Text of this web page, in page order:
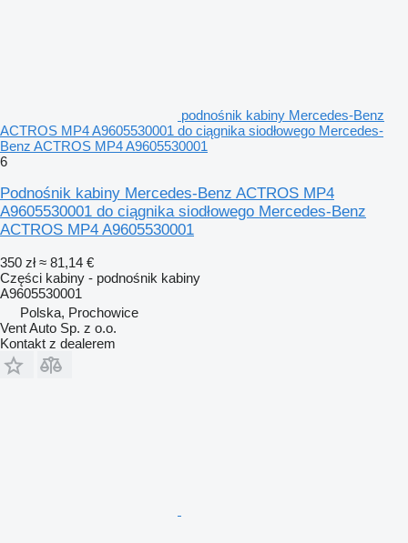
podnośnik kabiny Mercedes-Benz
ACTROS MP4 A9605530001 do ciągnika siodłowego Mercedes-
Benz ACTROS MP4 A9605530001
6
Podnośnik kabiny Mercedes-Benz ACTROS MP4
A9605530001 do ciągnika siodłowego Mercedes-Benz
ACTROS MP4 A9605530001
350 zł ≈ 81,14 €
Części kabiny - podnośnik kabiny
A9605530001
Polska, Prochowice
Vent Auto Sp. z o.o.
Kontakt z dealerem